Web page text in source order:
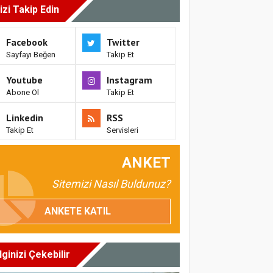
Takip Edin
Facebook
Sayfayı Beğen
Twitter
Takip Et
Youtube
Abone Ol
Instagram
Takip Et
Linkedin
Takip Et
RSS
Servisleri
ANKET
Sitemizi Nasıl Buldunuz?
ANKETE KATIL
Çekebilir